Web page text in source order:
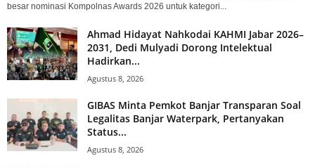
besar nominasi Kompolnas Awards 2026 untuk kategori...
Ahmad Hidayat Nahkodai KAHMI Jabar 2026–
2031, Dedi Mulyadi Dorong Intelektual
Hadirkan...
Agustus 8, 2026
GIBAS Minta Pemkot Banjar Transparan Soal
Legalitas Banjar Waterpark, Pertanyakan
Status...
Agustus 8, 2026